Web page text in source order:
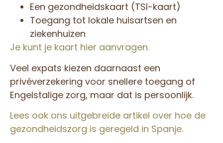
Een gezondheidskaart (TSI-kaart)
Toegang tot lokale huisartsen en
ziekenhuizen
Je kunt je kaart hier aanvragen.
Veel expats kiezen daarnaast een
privéverzekering voor snellere toegang of
Engelstalige zorg, maar dat is persoonlijk.
Lees ook ons uitgebreide artikel over hoe de
gezondheidszorg is geregeld in Spanje.